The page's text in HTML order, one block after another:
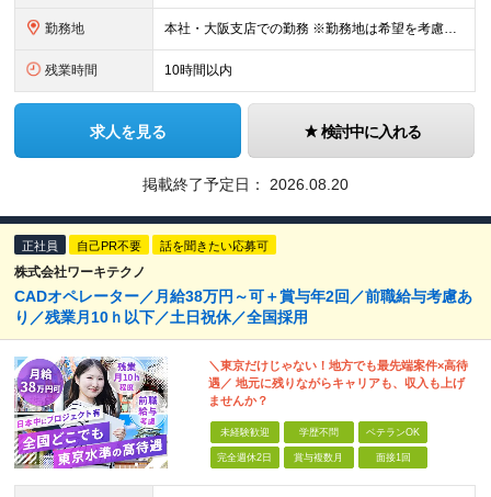
勤務地 本社・大阪支店での勤務 ※勤務地は希望を考慮して決定します。 ※場合により転勤の可能性もございます。 ※U・Iターン歓迎！ ■本社・大阪支店 大阪府門真市松生町6-20
残業時間 10時間以内
求人を見る 検討中に入れる
掲載終了予定日： 2026.08.20
正社員 自己PR不要 話を聞きたい応募可
株式会社ワーキテクノ
CADオペレーター／月給38万円～可＋賞与年2回／前職給与考慮あ
り／残業月10ｈ以下／土日祝休／全国採用
＼東京だけじゃない！地方でも最先端案件×高待
遇／ 地元に残りながらキャリアも、収入も上げ
ませんか？
未経験歓迎 学歴不問 ベテランOK
完全週休2日 賞与複数月 面接1回